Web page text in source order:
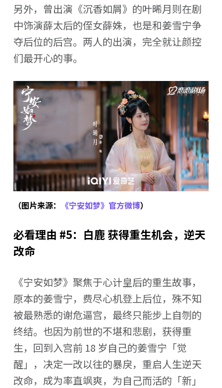
另外，曾出演《沉香如屑》的叶晞月则在剧
中饰演薛太后的侄女薛姝，也是和姜雪宁争
夺后位的后宫。两人的出演，完全就让颜控
们最开心的事。
（图片来源： 《宁安如梦》官方微博）
必看理由 #5：白鹿 获得重生机会，逆天
改命
《宁安如梦》聚焦于心计皇后的重生故事，
原本的姜雪宁，费尽心机登上后位，殊不知
被最熟悉的谢危逼宫，最终只能步上自刎的
终结。也因为前世的不堪和悲剧，获得重
生，回到入宫前 18 岁自己的姜雪宁「觉
醒」，决定一改以往的暴戾，重启人生逆天
改命，成为率直飒爽，为自己而活的「新」